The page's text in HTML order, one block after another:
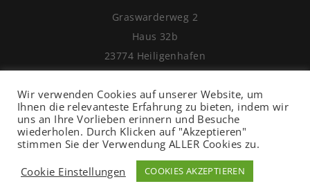
Graswarderweg 2
Haus 32b
23774 Heiligenhafen
post[at]ostsee-ferienhaus-heiligenhafen.de
Wir verwenden Cookies auf unserer Website, um
Ihnen die relevanteste Erfahrung zu bieten, indem wir
uns an Ihre Vorlieben erinnern und Besuche
wiederholen. Durch Klicken auf "Akzeptieren"
stimmen Sie der Verwendung ALLER Cookies zu.
Cookie Einstellungen
COOKIES AKZEPTIEREN